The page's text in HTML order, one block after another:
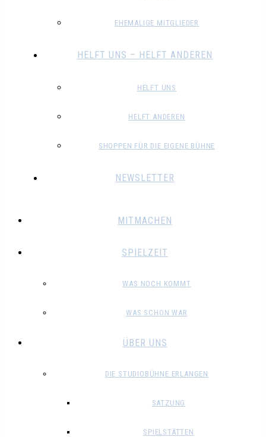
EHEMALIGE MITGLIEDER
HELFT UNS – HELFT ANDEREN
HELFT UNS
HELFT ANDEREN
SHOPPEN FÜR DIE EIGENE BÜHNE
NEWSLETTER
MITMACHEN
SPIELZEIT
WAS NOCH KOMMT
WAS SCHON WAR
ÜBER UNS
DIE STUDIOBÜHNE ERLANGEN
SATZUNG
SPIELSTÄTTEN